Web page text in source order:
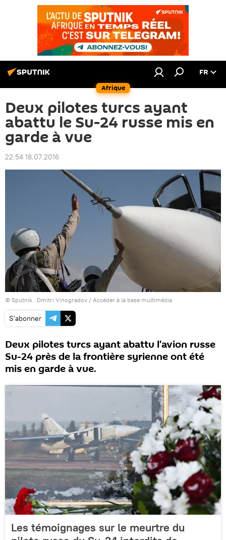
Afrique
FR
Deux pilotes turcs ayant
abattu le Su-24 russe mis en
garde à vue
22:54 18.07.2016
© Sputnik . Dmitri Vinogradov / Accéder à la base multimédia
S'abonner
Deux pilotes turcs ayant abattu l'avion russe
Su-24 près de la frontière syrienne ont été
mis en garde à vue.
Les témoignages sur le meurtre du